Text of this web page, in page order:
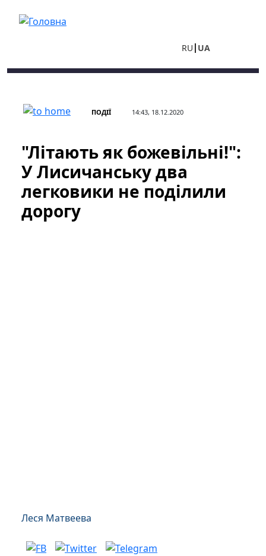
RU UA
ПОДІЇ 14:43, 18.12.2020
"Літають як божевільні!":
У Лисичанську два
легковики не поділили
дорогу
Леся Матвеева